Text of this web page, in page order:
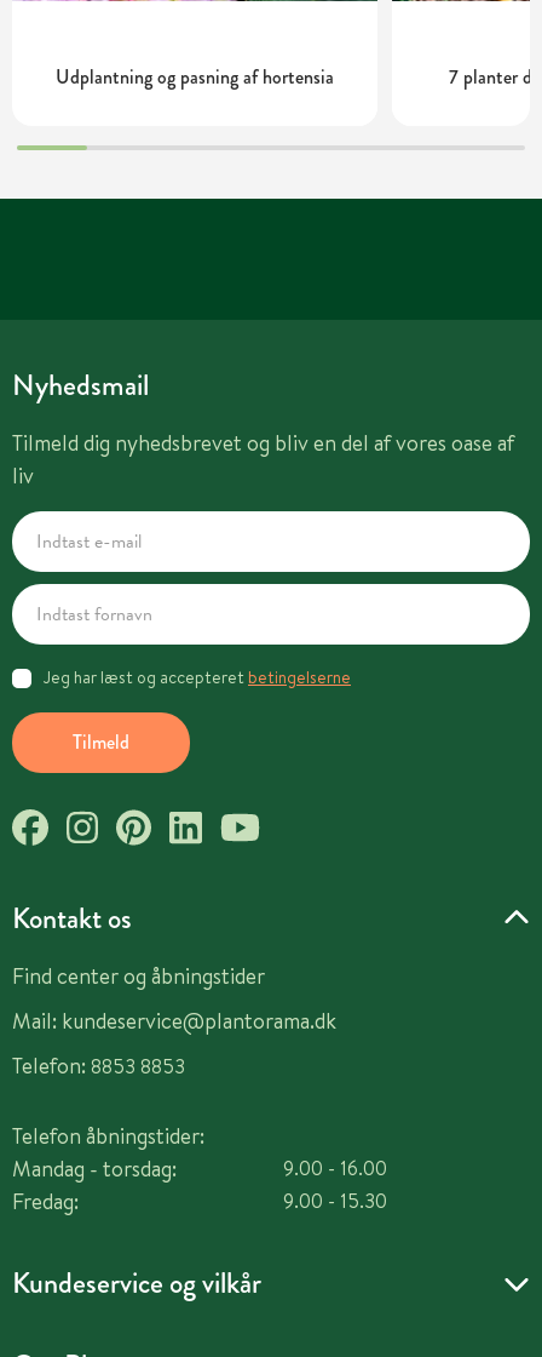
Udplantning og pasning af hortensia 7 planter
Kontakt os
Find center og åbningstider
Mail: kundeservice@plantorama.dk
Telefon: 8853 8853
Telefon åbningstider:
Mandag - torsdag:
Fredag:
9.00 - 16.00
9.00 - 15.30
Kundeservice og vilkår
Nyhedsmail
Tilmeld dig nyhedsbrevet og bliv en del af vores oase af
liv
Tilmeld
Jeg har læst og accepteret betingelserne